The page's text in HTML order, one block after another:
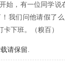
始，有一位同学
我们问他请假了
下班。（糗百）
请保留.